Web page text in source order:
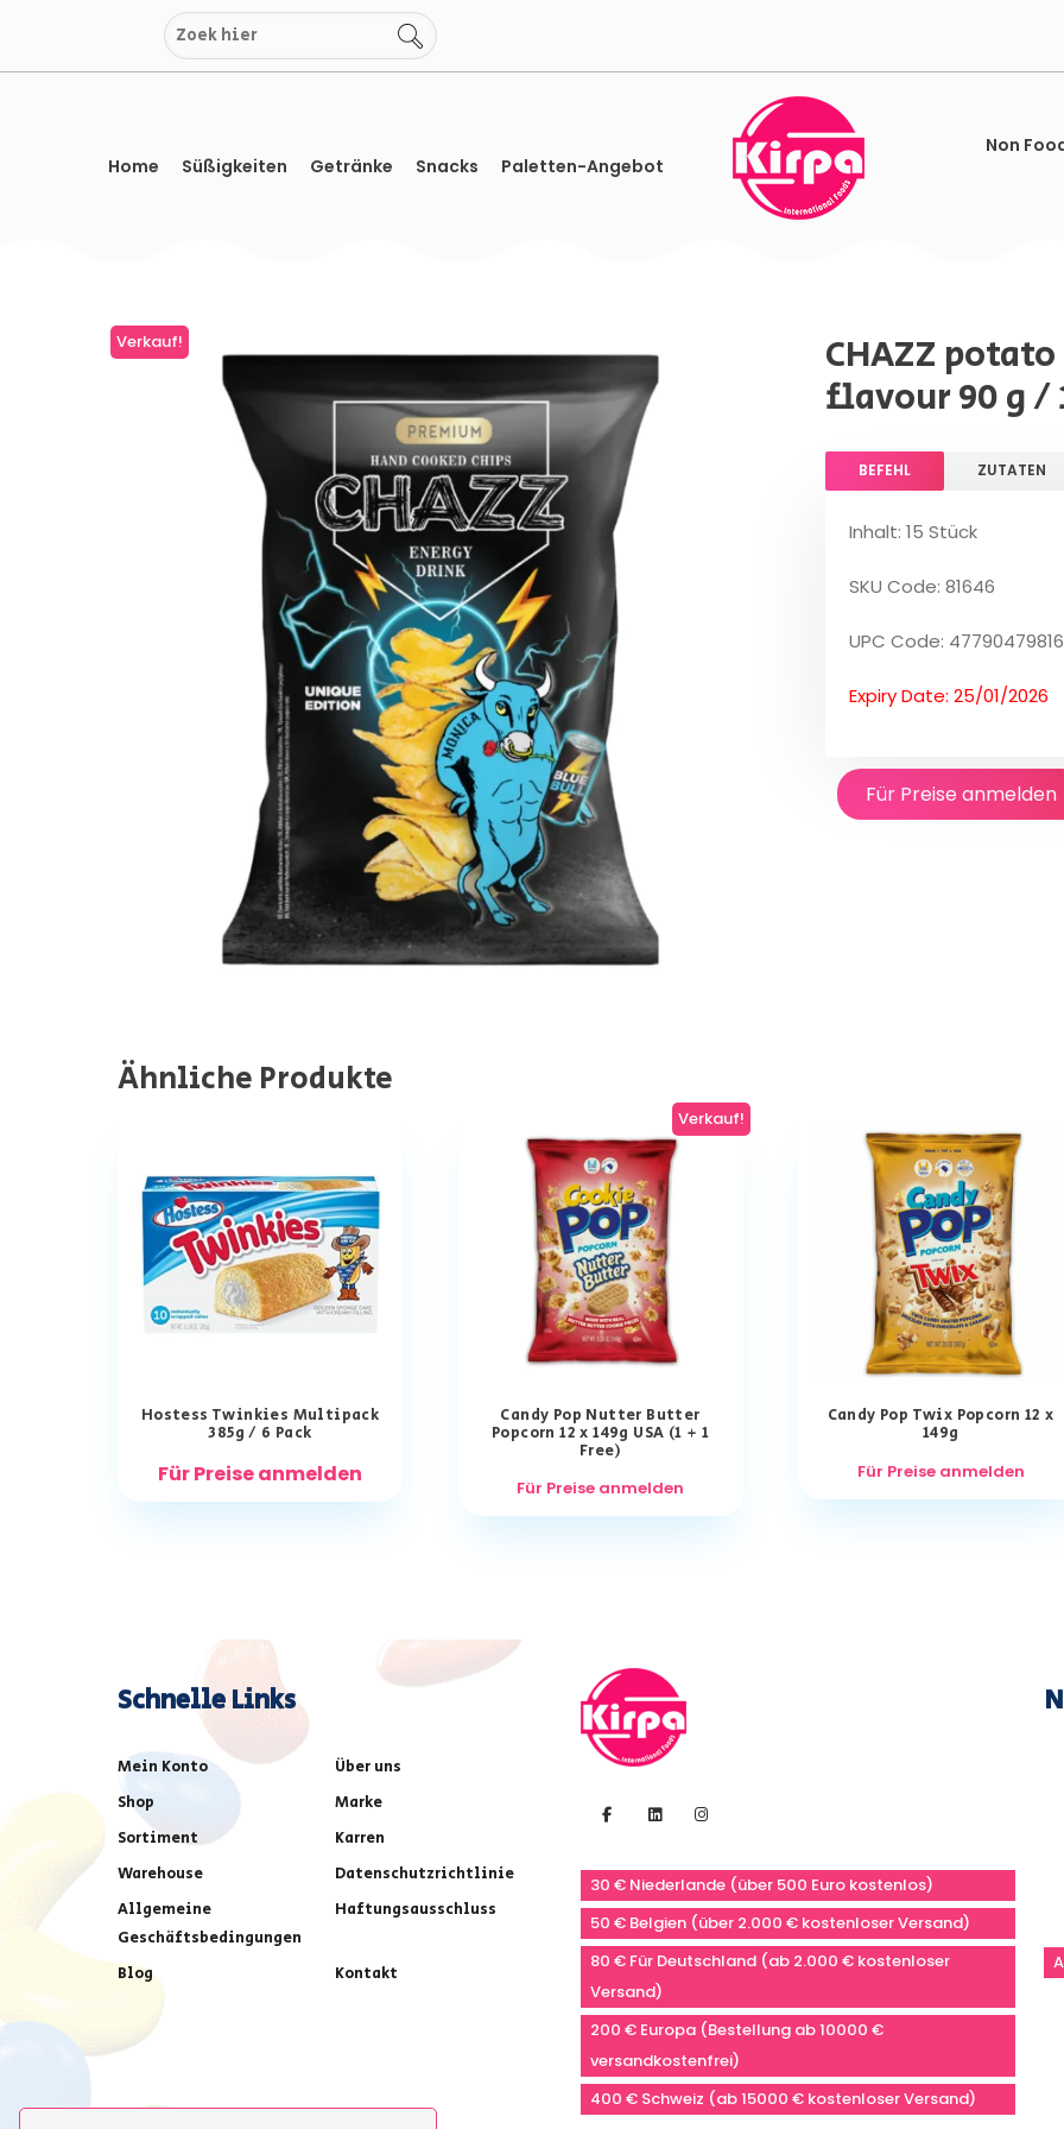
springen
Home Süßigkeiten Getränke Snacks Paletten-Angebot
Non
Verkauf!
CHAZZ
flavour 90 g /
BEFEHL ZUTATEN
Inhalt: 15 Stück
SKU Code: 81646
UPC Code:
Expiry Date: 25/01/2026
Für Preise anmelden
Ähnliche Produkte
Hostess Twinkies Multipack
385g / 6 Pack
Für Preise anmelden
Verkauf!
Candy Pop Nutter Butter
Popcorn 12 x 149g USA (1 + 1
Free)
Für Preise anmelden
Candy Pop Twix Popcorn 12 x
149g
Für Preise anmelden
Schnelle Links
Mein Konto
Über uns
Shop
Marke
Sortiment
Karren
Warehouse
Datenschutzrichtlinie
Allgemeine
Geschäftsbedingungen
Haftungsausschluss
Blog Kontakt
30 € Niederlande (über 500 Euro kostenlos)
50 € Belgien (über 2.000 € kostenloser Versand)
80 € Für Deutschland (ab 2.000 € kostenloser
Versand)
200 € Europa (Bestellung ab 10000 €
versandkostenfrei)
400 € Schweiz (ab 15000 € kostenloser Versand)